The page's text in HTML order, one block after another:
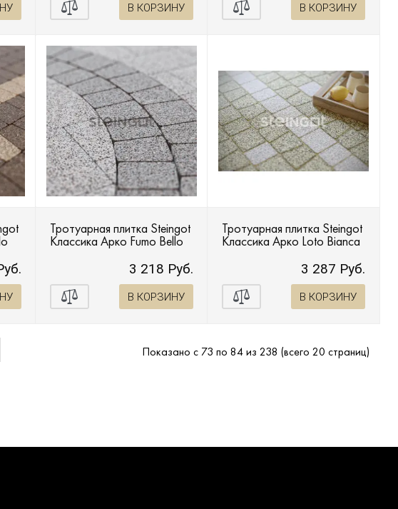
В КОРЗИНУ В КОРЗИНУ
Тротуарная плитка Steingot
Классика Арко Fumo Bello
3 218 Руб.
В КОРЗИНУ
Тротуарная плитка Steingot
Классика Арко Loto Bianca
3 287 Руб.
В КОРЗИНУ
Показано с 73 по 84 из 238 (всего 20 страниц)